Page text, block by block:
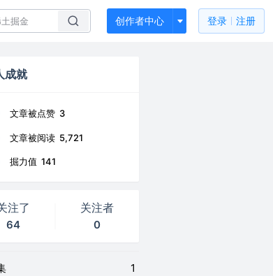
创作者中心 登录 注册
成就
文章被点赞 3
文章被阅读 5,721
掘力值 141
注了
64
关注者
0
1